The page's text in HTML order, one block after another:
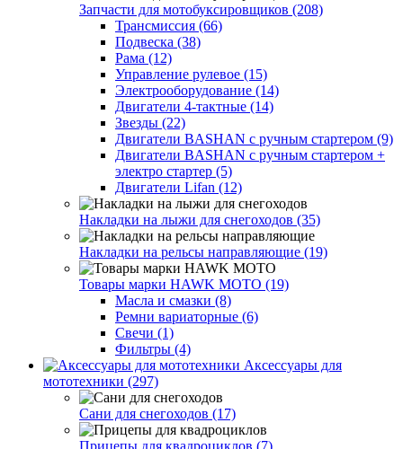
Запчасти для мотобуксировщиков (208)
Трансмиссия (66)
Подвеска (38)
Рама (12)
Управление рулевое (15)
Электрооборудование (14)
Двигатели 4-тактные (14)
Звезды (22)
Двигатели BASHAN с ручным стартером (9)
Двигатели BASHAN с ручным стартером +
электро стартер (5)
Двигатели Lifan (12)
Накладки на лыжи для снегоходов (35)
Накладки на рельсы направляющие (19)
Товары марки HAWK MOTO (19)
Масла и смазки (8)
Ремни вариаторные (6)
Свечи (1)
Фильтры (4)
Аксессуары для
мототехники (297)
Сани для снегоходов (17)
Прицепы для квадроциклов (7)